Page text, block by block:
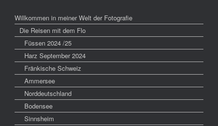
Willkommen in meiner Welt der Fotografie
Die Reisen mit dem Flo
Füssen 2024 /25
Harz September 2024
Fränkische Schweiz
Ammersee
Norddeutschland
Bodensee
Sinnsheim